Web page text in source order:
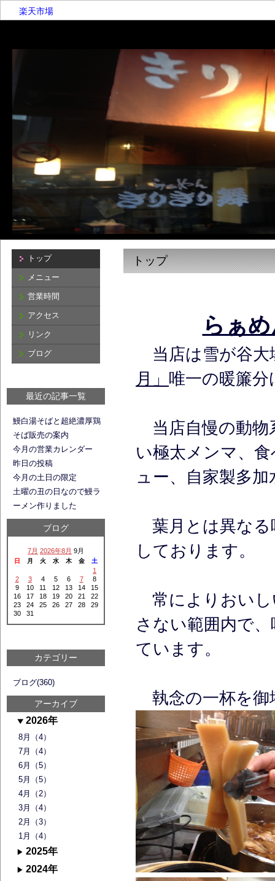
楽天市場
品川区不動前駅 葉月直系
トップ
らぁ
当店は雪が谷大
月」 唯一の暖簾
当店自慢の動物
い極太メンマ、
ュー、自家製多
葉月とは異なる
しております。
常によりおいし
さない範囲内で
ています。
執念の一杯を御
トップ
メニュー
営業時間
アクセス
リンク
ブログ
最近の記事一覧
鰻白湯そばと超絶濃厚鶏
そば販売の案内
今月の営業カレンダー
昨日の投稿
今月の土日の限定
土曜の丑の日なので鰻ラ
ーメン作りました
ブログ
7月 2026年8月 9月
日 月 火 水 木 金 土
1
2
3 4 5 6 7
8
9
10 11 12 13 14
15
16
17 18 19 20 21
22
23
24 25 26 27 28
29
30
31
カテゴリー
ブログ(360)
アーカイブ
2026年
8月（4）
7月（4）
6月（5）
5月（5）
4月（2）
3月（4）
2月（3）
1月（4）
2025年
2024年